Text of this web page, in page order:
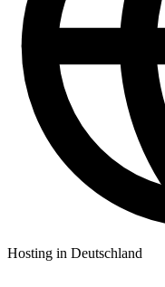
Hosting in Deutschland